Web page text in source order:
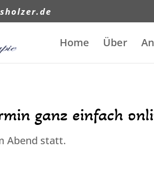
Home Über
ganz einfach
Abend statt.